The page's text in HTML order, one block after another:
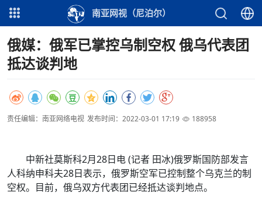
南亚网视（尼泊尔）
俄媒：俄军已掌控乌制空权 俄乌代表团
抵达谈判地
责任编辑：南亚网络电视 发布时间：2022-03-01 17:19 188958
中新社莫斯科2月28日电 (记者 田冰)俄罗斯国防部发言
人科纳申科夫28日表示，俄罗斯空军已控制整个乌克兰的制
空权。目前，俄乌双方代表团已经抵达谈判地点。